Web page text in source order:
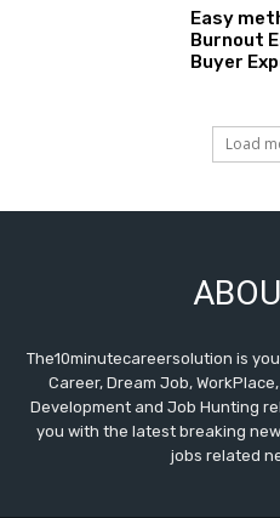
Easy
Burnout
Buyer
Load
The10minutecareersolution is
Career, Dream Job,
Development and Job Hunting
you with the latest breaking
jobs related